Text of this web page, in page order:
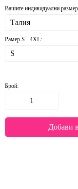
Вашите индивидуални
Рамер S - 4XL:
Брой: